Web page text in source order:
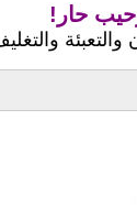
حار!
والتعبئة